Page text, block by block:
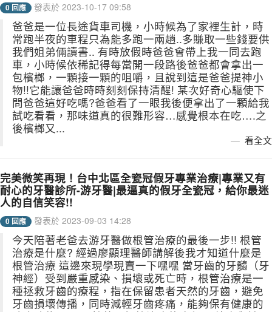
0 回應 發表於 2023-10-17 09:58
爸爸是一位長途貨車司機，小時候為了家裡生計，時
常跑半夜的車程只為能多跑一兩趟..多賺取一些錢要供
我們姐弟倆讀書.. 有時放假時爸爸會帶上我一同去跑
車，小時候依稀記得每當開一段路後爸爸都會拿出一
包檳榔，一顆接一顆的咀嚼，且說到這是爸爸提神小
物!!它能讓爸爸時時刻刻保持清醒! 某次好奇心驅使下
問爸爸這好吃嗎?爸爸看了一眼我後便拿出了一顆給我
試吃看看，那味道真的很難形容…感覺根本在吃….之
後檳榔又...
看全文
完美微笑再現！台中北區全瓷冠假牙專業治療|專業又有
耐心的牙醫診所-游牙醫|最逼真的假牙全瓷冠，給你最迷
人的自信笑容!!
0 回應 發表於 2023-09-03 14:28
今天陪著老爸去游牙醫做根管治療的最後一步!! 根管
治療是什麼? 經過廖顯理醫師講解後我才知道什麼是
根管治療 這邊來現學現賣一下嘿嘿 當牙齒的牙髓（牙
神經）受到嚴重感染、損壞或死亡時，根管治療是一
種拯救牙齒的療程，指在保留患者天然的牙齒，避免
牙齒損壞傳播，同時減輕牙齒疼痛，能夠保有健康的